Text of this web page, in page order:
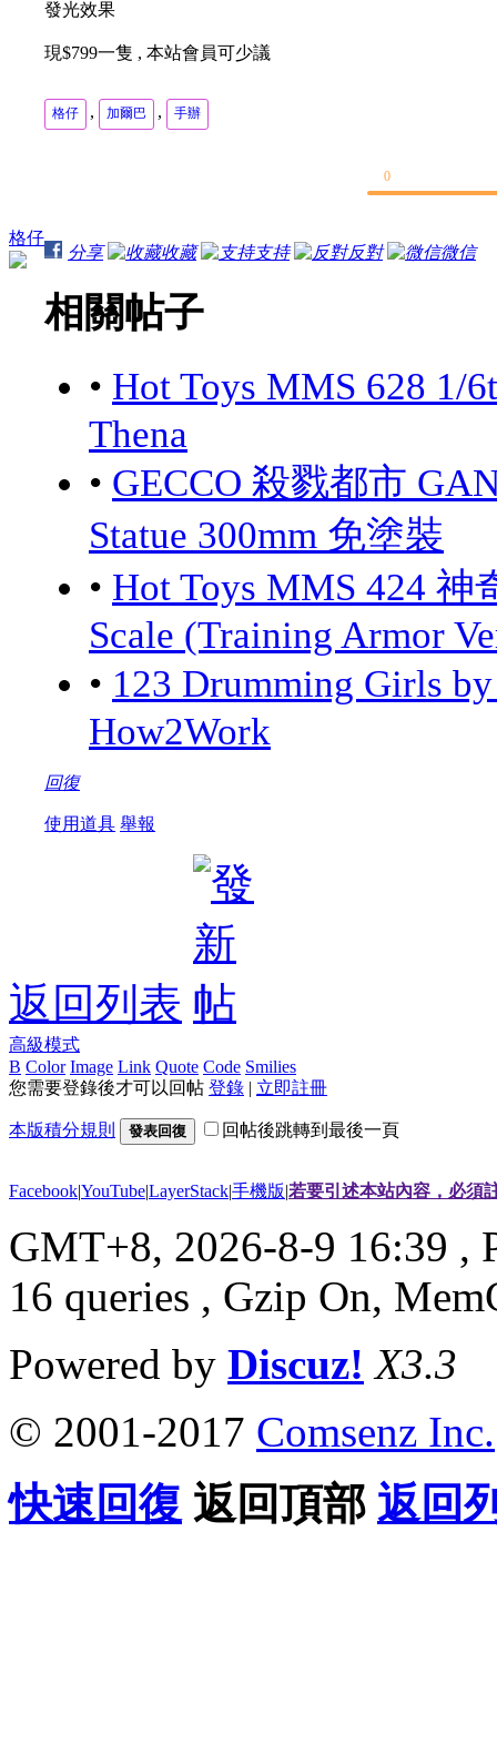
格仔
發光效果
現$799一隻 , 本站會員可少議
格仔 , 加爾巴 , 手辦
0
分享 收藏 支持 反對 微信
相關帖子
• Hot Toys MMS 628 1/
Thena
• GECCO 殺戮都市
Statue 300mm 免塗裝
• Hot Toys MMS 424 神
Scale (Training Armor
• 123 Drumming Girls
How2Work
回復
使用道具 舉報
返回列表
高級模式
B Color Image Link Quote Code Smilies
您需要登錄後才可以回帖 登錄 | 立即註冊
本版積分規則 發表回復 回帖後跳轉到最後一頁
Facebook|YouTube|LayerStack|手機版|若要引述本站內容，必須
GMT+8, 2026-8-9 16:39 ,
16 queries , Gzip On,
Powered by Discuz! X3.3
© 2001-2017 Comsenz Inc.
快速回復 返回頂部 返回